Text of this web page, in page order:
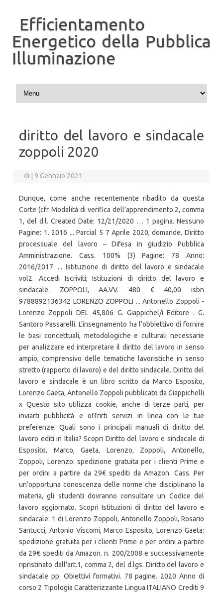
Efficientamento
Energetico della Pubblica
Illuminazione
Vai al contenuto
diritto del lavoro e sindacale
zoppoli 2020
di 9 Gennaio 2021
Dunque, come anche recentemente ribadito da questa
Corte (cfr. Modalità di verifica dell’apprendimento 2, comma
1, del d.l. Created Date: 12/21/2020 … 1 pagina. Nessuno
Pagine: 1. 2016 ... Parcial 5 7 Aprile 2020, domande. Diritto
processuale del lavoro – Difesa in giudizio Pubblica
Amministrazione. Cass. 100% (3) Pagine: 78 Anno:
2016/2017. ... Istituzione di diritto del lavoro e sindacale
vol2. Accedi Iscriviti; Istituzioni di diritto del lavoro e
sindacale. ZOPPOLI, AA.VV. 480 € 40,00 isbn
9788892136342 LORENZO ZOPPOLI ... Antonello Zoppoli -
Lorenzo Zoppoli DEL 45,806 G. Giappichel/i Editore . G.
Santoro Passarelli. L’insegnamento ha l’obbiettivo di fornire
le basi concettuali, metodologiche e culturali necessarie
per analizzare ed interpretare il diritto del lavoro in senso
ampio, comprensivo delle tematiche lavoristiche in senso
stretto (rapporto di lavoro) e del diritto sindacale. Diritto del
lavoro e sindacale è un libro scritto da Marco Esposito,
Lorenzo Gaeta, Antonello Zoppoli pubblicato da Giappichelli
x Questo sito utilizza cookie, anche di terze parti, per
inviarti pubblicità e offrirti servizi in linea con le tue
preferenze. Quali sono i principali manuali di diritto del
lavoro editi in Italia? Scopri Diritto del lavoro e sindacale di
Esposito, Marco, Gaeta, Lorenzo, Zoppoli, Antonello,
Zoppoli, Lorenzo: spedizione gratuita per i clienti Prime e
per ordini a partire da 29€ spediti da Amazon. Cass. Per
un’opportuna conoscenza delle norme che disciplinano la
materia, gli studenti dovranno consultare un Codice del
lavoro aggiornato. Scopri Istituzioni di diritto del lavoro e
sindacale: 1 di Lorenzo Zoppoli, Antonello Zoppoli, Rosario
Santucci, Antonio Viscomi, Marco Esposito, Lorenzo Gaeta:
spedizione gratuita per i clienti Prime e per ordini a partire
da 29€ spediti da Amazon. n. 200/2008 e successivamente
ripristinato dall'art.1, comma 2, del d.lgs. Diritto del lavoro e
sindacale pp. Obiettivi formativi. 78 pagine. 2020 Anno di
corso 2 Tipologia Caratterizzante Lingua ITALIANO Crediti 9